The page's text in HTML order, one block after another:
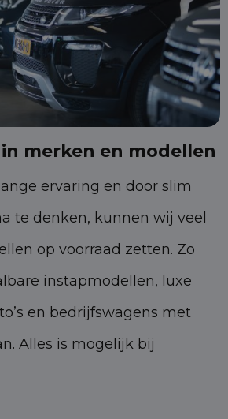
merken en modellen
ervaring en door slim
te denken, kunnen wij veel
op voorraad zetten. Zo
instapmodellen, luxe
en bedrijfswagens met
Alles is mogelijk bij